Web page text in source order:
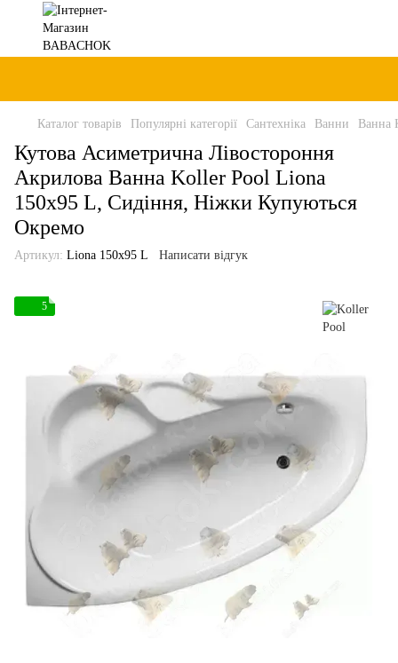
Каталог товарів Популярні категорії Сантехніка Ванни Ванна
Кутова Асиметрична Лівостороння
Акрилова Ванна Koller Pool Liona
150x95 L, Сидіння, Ніжки Купуються
Окремо
Артикул: Liona 150x95 L Написати відгук
5